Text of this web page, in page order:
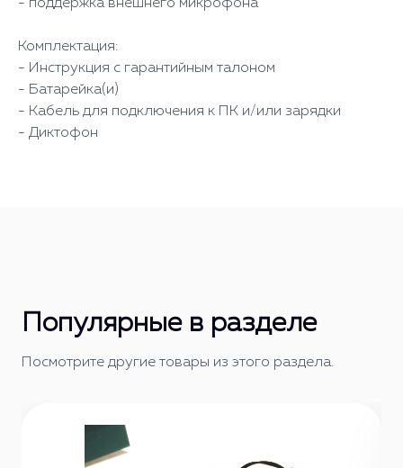
- поддержка внешнего микрофона
Комплектация:
- Инструкция с гарантийным талоном
- Батарейка(и)
- Кабель для подключения к ПК и/или зарядки
- Диктофон
Популярные в разделе
Посмотрите другие товары из этого раздела.